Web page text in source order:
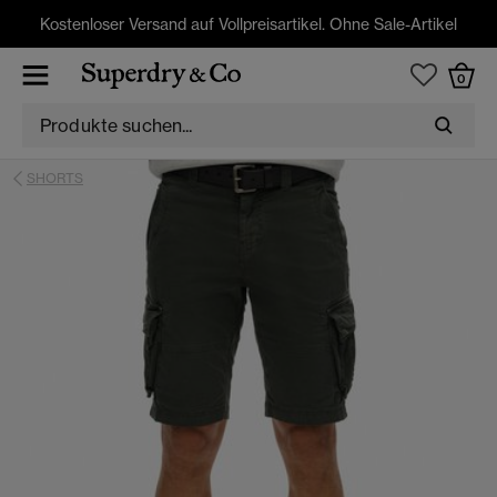
Kostenloser Versand auf Vollpreisartikel. Ohne Sale-Artikel
0
SHORTS